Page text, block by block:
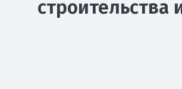
строительства